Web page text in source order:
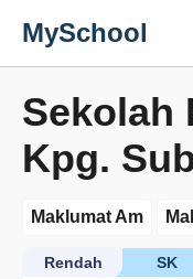
MySchool
Sekolah
Kpg.
Maklumat Am
SK
Rendah